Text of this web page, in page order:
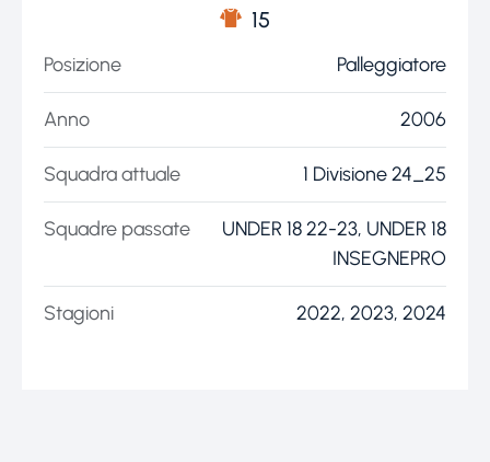
15
Posizione Palleggiatore
Anno 2006
Squadra attuale 1 Divisione 24_25
Squadre passate
UNDER 18 22-23, UNDER 18
INSEGNEPRO
Stagioni 2022, 2023, 2024